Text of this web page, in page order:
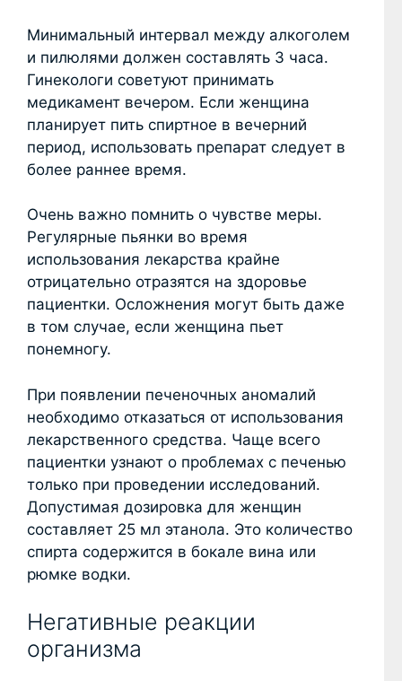
Минимальный интервал между алкоголем
и пилюлями должен составлять 3 часа.
Гинекологи советуют принимать
медикамент вечером. Если женщина
планирует пить спиртное в вечерний
период, использовать препарат следует в
более раннее время.
Очень важно помнить о чувстве меры.
Регулярные пьянки во время
использования лекарства крайне
отрицательно отразятся на здоровье
пациентки. Осложнения могут быть даже
в том случае, если женщина пьет
понемногу.
При появлении печеночных аномалий
необходимо отказаться от использования
лекарственного средства. Чаще всего
пациентки узнают о проблемах с печенью
только при проведении исследований.
Допустимая дозировка для женщин
составляет 25 мл этанола. Это количество
спирта содержится в бокале вина или
рюмке водки.
Негативные реакции
организма